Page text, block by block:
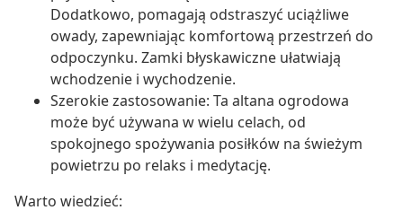
Dodatkowo, pomagają odstraszyć uciążliwe
owady, zapewniając komfortową przestrzeń do
odpoczynku. Zamki błyskawiczne ułatwiają
wchodzenie i wychodzenie.
Szerokie zastosowanie: Ta altana ogrodowa
może być używana w wielu celach, od
spokojnego spożywania posiłków na świeżym
powietrzu po relaks i medytację.
Warto wiedzieć: